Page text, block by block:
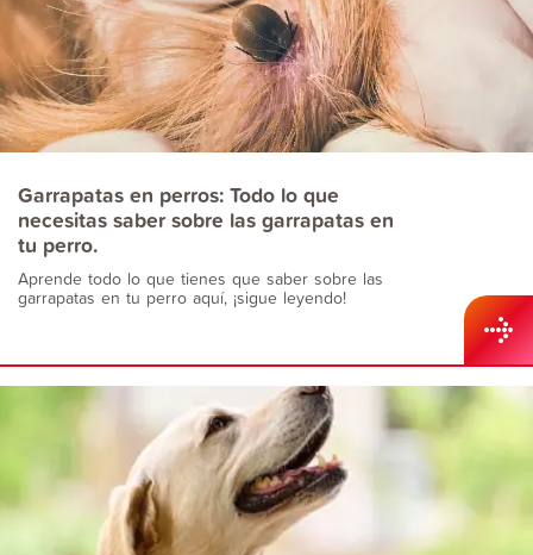
Garrapatas en perros: Todo lo que
necesitas saber sobre las garrapatas en
tu perro.
Aprende todo lo que tienes que saber sobre las
garrapatas en tu perro aquí, ¡sigue leyendo!